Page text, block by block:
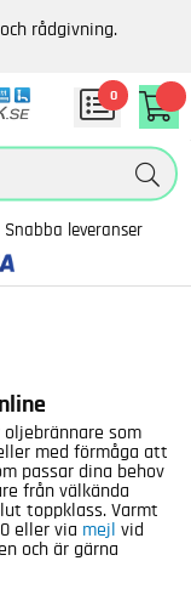
rådgivning.
0
Snabba leveranser
som
med förmåga att
passar dina behov
från välkända
toppklass. Varmt
eller via mejl vid
och är gärna